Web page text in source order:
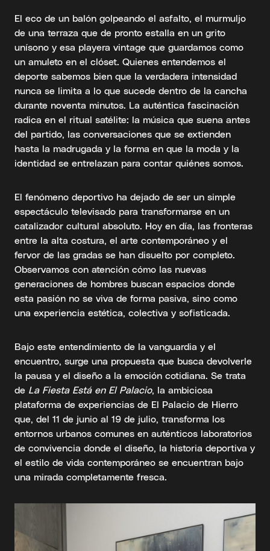
El eco de un balón golpeando el asfalto, el murmuljo
de una terraza que de pronto estalla en un grito
unísono y esa playera vintage que guardamos como
un amuleto en el clóset. Quienes entendemos el
deporte sabemos bien que la verdadera intensidad
nunca se limita a lo que sucede dentro de la cancha
durante noventa minutos. La auténtica fascinación
radica en el ritual satélite: la música que suena antes
del partido, las conversaciones que se extienden
hasta la madrugada y la forma en que la moda y la
identidad se entrelazan para contar quiénes somos.
El fenómeno deportivo ha dejado de ser un simple
espectáculo televisado para transformarse en un
catalizador cultural absoluto. Hoy en día, las fronteras
entre la alta costura, el arte contemporáneo y el
fervor de las gradas se han disuelto por completo.
Observamos con atención cómo las nuevas
generaciones de hombres buscan espacios donde
esta pasión no se viva de forma pasiva, sino como
una experiencia estética, colectiva y sofisticada.
Bajo este entendimiento de la vanguardia y el
encuentro, surge una propuesta que busca devolverle
la pausa y el diseño a la emoción cotidiana. Se trata
de La Fiesta Está en El Palacio, la ambiciosa
plataforma de experiencias de El Palacio de Hierro
que, del 11 de junio al 19 de julio, transforma los
entornos urbanos comunes en auténticos laboratorios
de convivencia donde el diseño, la historia deportiva y
el estilo de vida contemporáneo se encuentran bajo
una mirada completamente fresca.